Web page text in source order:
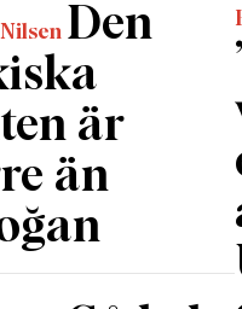
aktuell
blir att
kallas
Den
är
än